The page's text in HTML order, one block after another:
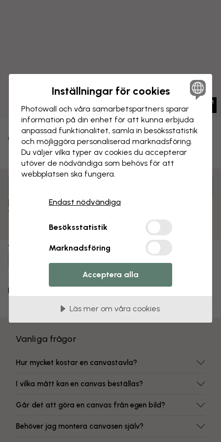
Lotus i sjö
CANVASTAVLA Spara
Färdigmonterad och klar att hängas upp
Färgbeständiga tryck
Artikelnummer:
Leverans och returer
Vanliga frågor
Hur mycket kostar en canvastavla?
I vilka mått kan en canvas beställas?
Går det att göra en canvas från egen bild?
Behöver jag montera canvasen själv?
Inställningar för cookies
Photowall och våra samarbets­partners sparar
information på din enhet för att kunna erbjuda
anpassad funktionalitet, samla in besöks­statistik
och möjliggöra personaliserad marknads­föring.
Du väljer vilka typer av cookies du accepterar
utöver de nödvändiga som behövs för att
webbplatsen ska fungera.
Endast nödvändiga
Besöksstatistik
Marknadsföring
Acceptera alla
Läs mer om våra cookies